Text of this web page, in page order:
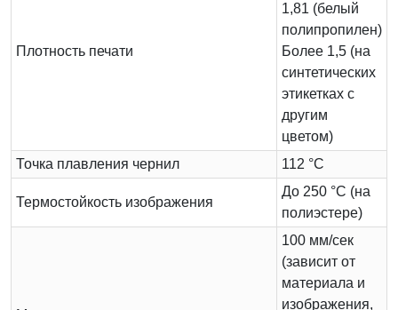
Плотность печати
1,81 (белый
полипропилен)
Более 1,5 (на
синтетических
этикетках с
другим
цветом)
Точка плавления чернил
112 °C
Термостойкость изображения
До 250 °C (на
полиэстере)
100 мм/сек
(зависит от
материала и
изображения,